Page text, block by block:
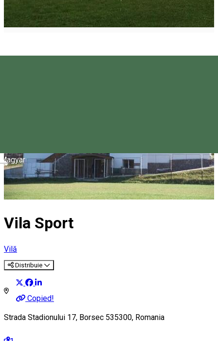
Magyar
Vila Sport
Vilă
Distribuie
Copied!
Strada Stadionului 17, Borsec 535300, Romania